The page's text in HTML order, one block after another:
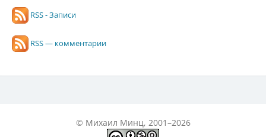
RSS - Записи
RSS — комментарии
© Михаил Минц, 2001–2026